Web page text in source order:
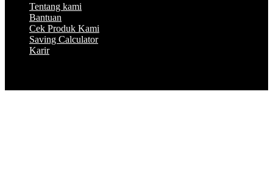
Tentang kami
Bantuan
Cek Produk Kami
Saving Calculator
Karir